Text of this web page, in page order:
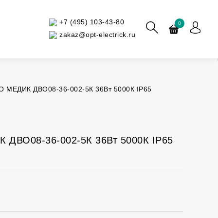
+7 (495) 103-43-80
zakaz@opt-electrick.ru
0
МЕДИК ДВО08-36-002-5К 36Вт 5000К IP65
ДВО08-36-002-5К 36Вт 5000К IP65